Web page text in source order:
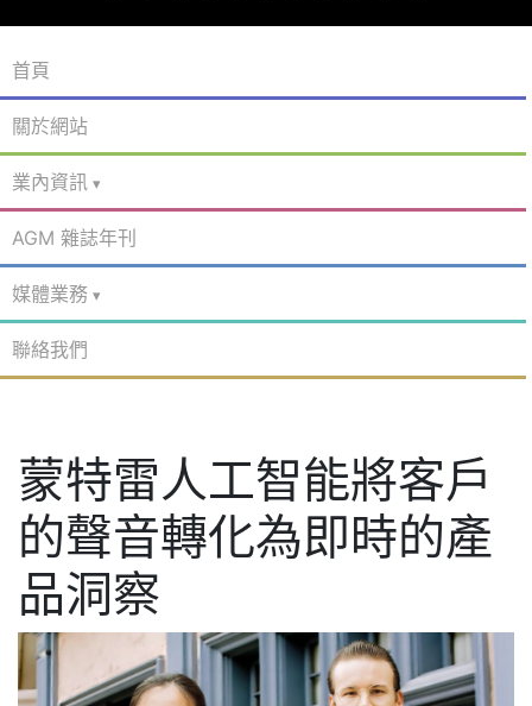
首頁
關於網站
業內資訊
AGM 雜誌年刊
媒體業務
聯絡我們
蒙特雷人工智能將客戶
的聲音轉化為即時的產
品洞察